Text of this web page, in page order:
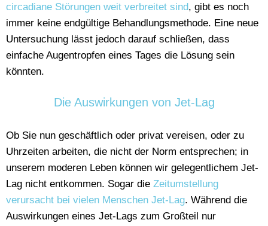
circadiane Störungen weit verbreitet sind, gibt es noch
immer keine endgültige Behandlungsmethode. Eine neue
Untersuchung lässt jedoch darauf schließen, dass
einfache Augentropfen eines Tages die Lösung sein
könnten.
Die Auswirkungen von Jet-Lag
Ob Sie nun geschäftlich oder privat vereisen, oder zu
Uhrzeiten arbeiten, die nicht der Norm entsprechen; in
unserem moderen Leben können wir gelegentlichem Jet-
Lag nicht entkommen. Sogar die Zeitumstellung
verursacht bei vielen Menschen Jet-Lag. Während die
Auswirkungen eines Jet-Lags zum Großteil nur